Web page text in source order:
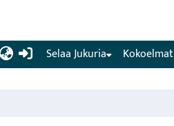
(current) Kokoelmat
Selaa Jukuria